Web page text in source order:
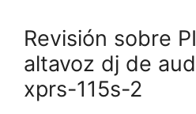
Revisión sobre
altavoz dj de
xprs-115s-2